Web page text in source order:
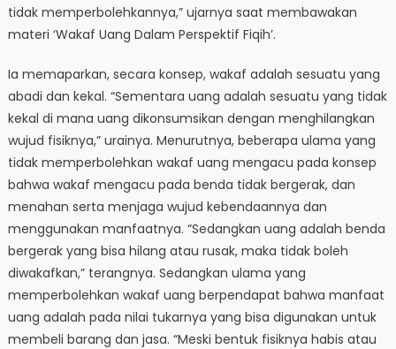
tidak memperbolehkannya,” ujarnya saat membawakan
materi ‘Wakaf Uang Dalam Perspektif Fiqih’.
Ia memaparkan, secara konsep, wakaf adalah sesuatu yang
abadi dan kekal. “Sementara uang adalah sesuatu yang tidak
kekal di mana uang dikonsumsikan dengan menghilangkan
wujud fisiknya,” urainya. Menurutnya, beberapa ulama yang
tidak memperbolehkan wakaf uang mengacu pada konsep
bahwa wakaf mengacu pada benda tidak bergerak, dan
menahan serta menjaga wujud kebendaannya dan
menggunakan manfaatnya. “Sedangkan uang adalah benda
bergerak yang bisa hilang atau rusak, maka tidak boleh
diwakafkan,” terangnya. Sedangkan ulama yang
memperbolehkan wakaf uang berpendapat bahwa manfaat
uang adalah pada nilai tukarnya yang bisa digunakan untuk
membeli barang dan jasa. “Meski bentuk fisiknya habis atau